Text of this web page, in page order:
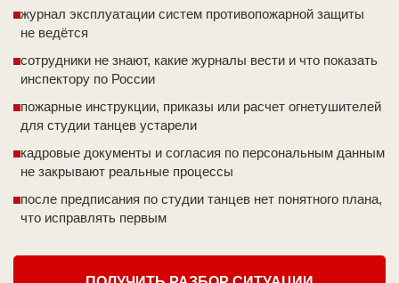
журнал эксплуатации систем противопожарной защиты
не ведётся
сотрудники не знают, какие журналы вести и что показать
инспектору по России
пожарные инструкции, приказы или расчет огнетушителей
для студии танцев устарели
кадровые документы и согласия по персональным данным
не закрывают реальные процессы
после предписания по студии танцев нет понятного плана,
что исправлять первым